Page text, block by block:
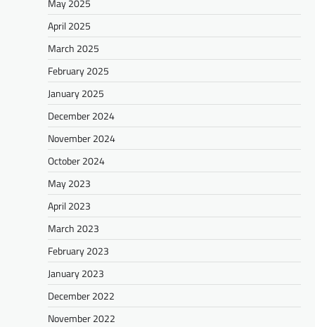
May 2025
April 2025
March 2025
February 2025
January 2025
December 2024
November 2024
October 2024
May 2023
April 2023
March 2023
February 2023
January 2023
December 2022
November 2022